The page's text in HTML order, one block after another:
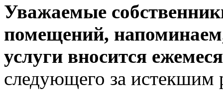
Уважаемые
помещений,
услуги вносится
следующего за истекшим